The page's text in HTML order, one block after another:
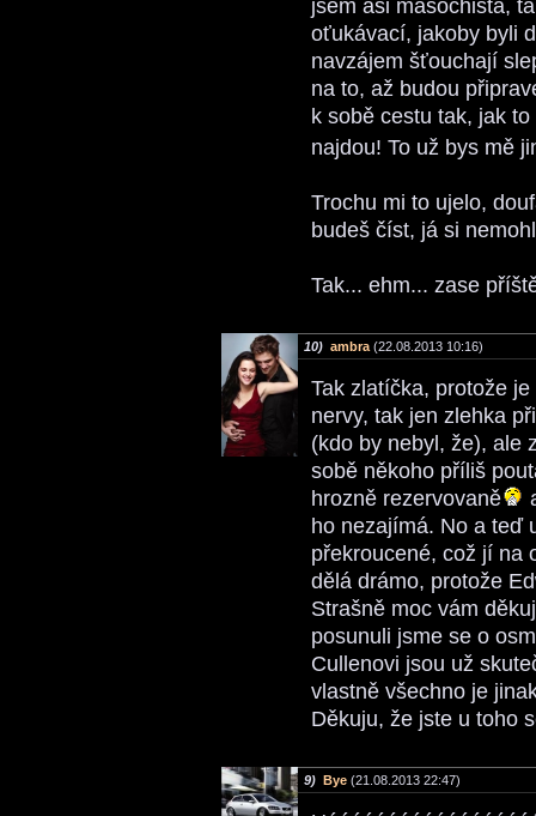
jsem asi masochista,
oťukávací, jakoby byli
navzájem šťouchají
na to, až budou
k sobě cestu tak, jak
najdou! To už bys mě
Trochu mi to ujelo,
budeš číst, já si
Tak... ehm... zase
10) ambra (22.08.2013 10:16)
Tak zlatíčka, protože
nervy, tak jen zlehka
(kdo by nebyl, že), ale
sobě někoho příliš
hrozně rezervovaně
ho nezajímá. No a teď
překroucené, což jí na
dělá drámo, protože
Strašně moc vám
posunuli jsme se o
Cullenovi jsou už
vlastně všechno je
Děkuju, že jste u toho
9) Bye (21.08.2013 22:47)